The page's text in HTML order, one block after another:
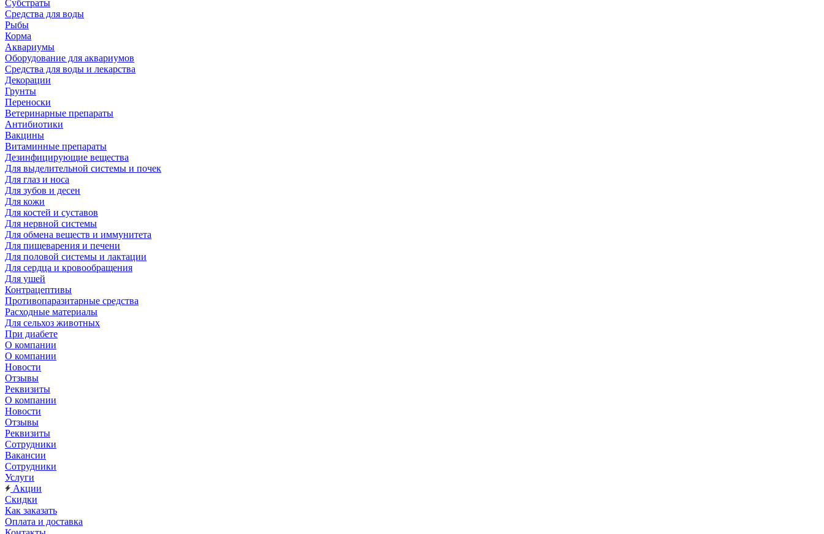
Субстраты
Средства для воды
Рыбы
Корма
Аквариумы
Оборудование для аквариумов
Средства для воды и лекарства
Декорации
Грунты
Переноски
Ветеринарные препараты
Антибиотики
Вакцины
Витаминные препараты
Дезинфицирующие вещества
Для выделительной системы и почек
Для глаз и носа
Для зубов и десен
Для кожи
Для костей и суставов
Для нервной системы
Для обмена веществ и иммунитета
Для пищеварения и печени
Для половой системы и лактации
Для сердца и кровообращения
Для ушей
Контрацептивы
Противопаразитарные средства
Расходные материалы
Для сельхоз животных
При диабете
О компании
О компании
Новости
Отзывы
Реквизиты
О компании
Новости
Отзывы
Реквизиты
Сотрудники
Вакансии
Сотрудники
Услуги
Акции
Скидки
Как заказать
Оплата и доставка